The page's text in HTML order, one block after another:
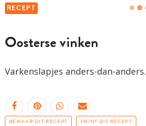
RECEPT
Oosterse vinken
Varkenslapjes anders-dan-anders.
BEWAAR DIT RECEPT PRINT DIT RECEPT